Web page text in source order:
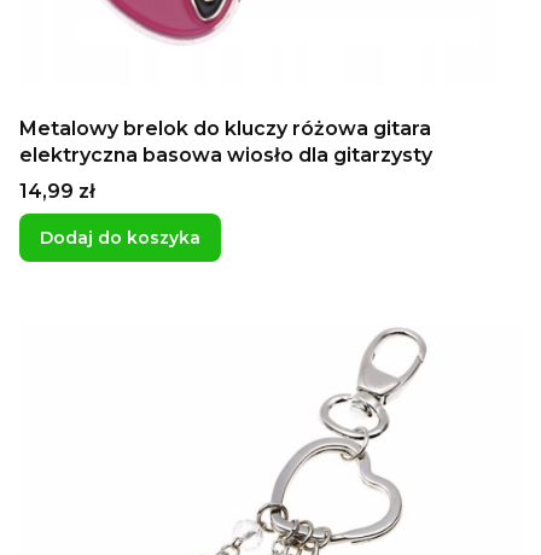
Metalowy brelok do kluczy różowa gitara
elektryczna basowa wiosło dla gitarzysty
Cena
14,99 zł
Dodaj do koszyka